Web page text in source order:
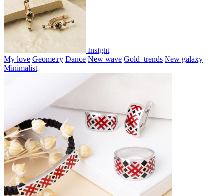
Insight
My love Geometry Dance New wave Gold_trends New galaxy
Minimalist